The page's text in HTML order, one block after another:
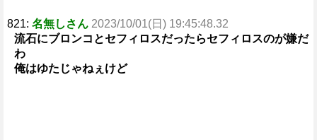
821: 名無しさん 2023/10/01(日) 19:45:48.32
流石にブロンコとセフィロスだったらセフィロスのが嫌だ
わ
俺はゆたじゃねぇけど